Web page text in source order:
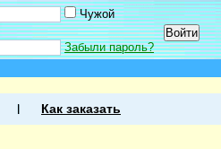
Чужой
Забыли пароль?
Как заказать